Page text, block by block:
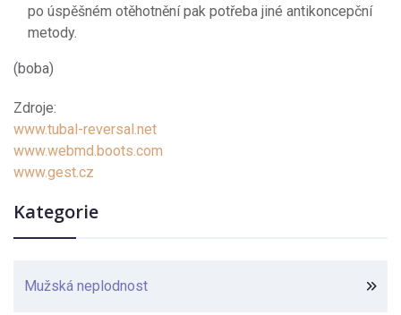
po úspěšném otěhotnění pak potřeba jiné antikoncepční
metody.
(boba)
Zdroje:
www.tubal-reversal.net
www.webmd.boots.com
www.gest.cz
Kategorie
Mužská neplodnost